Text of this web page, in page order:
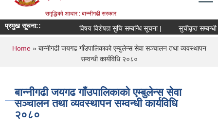
समृद्धिको आधार : बान्नीगढी सरकार
प्रमुख सूचना:: विषय विशेषज्ञ सुचि सम्बन्धि सूचना | सुचीकृत सम्बन्धी
You are here
Home» बान्नीगढी जयगढ गाँउपालिकाको एम्बुलेन्स सेवा सञ्चालन तथा व्यवस्थापन
सम्वन्धी कार्यविधि २०८०
बान्नीगढी जयगढ गाँउपालिकाको एम्बुलेन्स सेवा
सञ्चालन तथा व्यवस्थापन सम्वन्धी कार्यविधि
२०८०